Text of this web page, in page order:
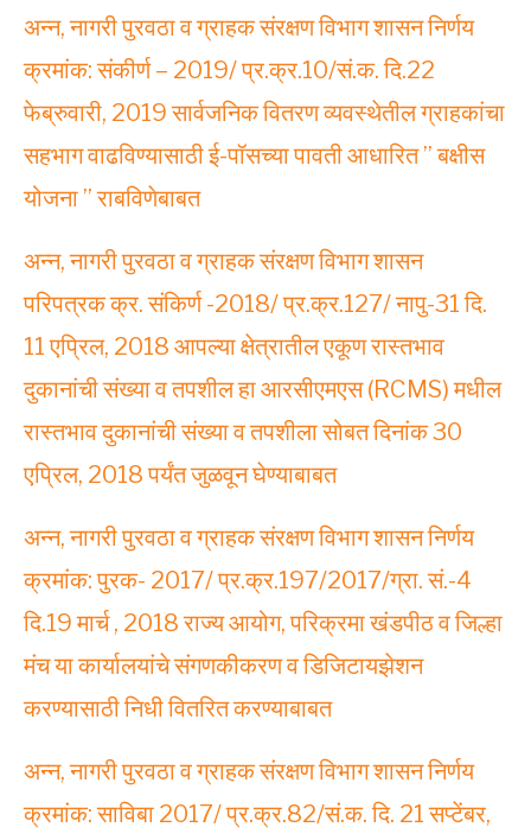
अन्न, नागरी पुरवठा व ग्राहक संरक्षण विभाग शासन निर्णय
क्रमांक: संकीर्ण – 2019/ प्र.क्र.10/सं.क. दि.22
फेब्रुवारी, 2019 सार्वजनिक वितरण व्यवस्थेतील ग्राहकांचा
सहभाग वाढविण्यासाठी ई-पॉसच्या पावती आधारित ” बक्षीस
योजना ” राबविणेबाबत
अन्न, नागरी पुरवठा व ग्राहक संरक्षण विभाग शासन
परिपत्रक क्र. संकिर्ण -2018/ प्र.क्र.127/ नापु-31 दि.
11 एप्रिल, 2018 आपल्या क्षेत्रातील एकूण रास्तभाव
दुकानांची संख्या व तपशील हा आरसीएमएस (RCMS) मधील
रास्तभाव दुकानांची संख्या व तपशीला सोबत दिनांक 30
एप्रिल, 2018 पर्यंत जुळवून घेण्याबाबत
अन्न, नागरी पुरवठा व ग्राहक संरक्षण विभाग शासन निर्णय
क्रमांक: पुरक- 2017/ प्र.क्र.197/2017/ग्रा. सं.-4
दि.19 मार्च , 2018 राज्य आयोग, परिक्रमा खंडपीठ व जिल्हा
मंच या कार्यालयांचे संगणकीकरण व डिजिटायझेशन
करण्यासाठी निधी वितरित करण्याबाबत
अन्न, नागरी पुरवठा व ग्राहक संरक्षण विभाग शासन निर्णय
क्रमांक: साविबा 2017/ प्र.क्र.82/सं.क. दि. 21 सप्टेंबर,